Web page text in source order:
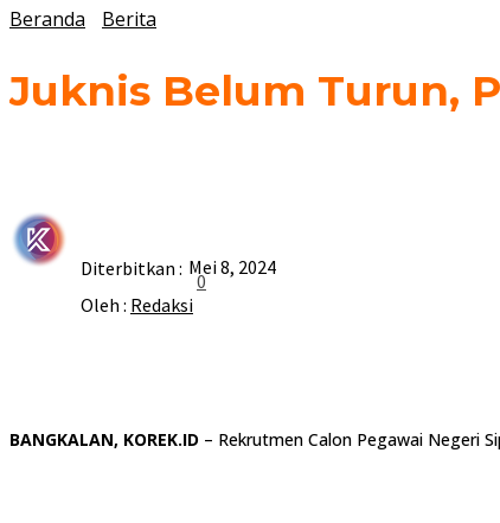
Beranda Berita
Juknis Belum Turun,
Oleh : Redaksi
0
Diterbitkan : Mei 8, 2024
BANGKALAN, KOREK.ID – Rekrutmen Calon Pegawai Negeri